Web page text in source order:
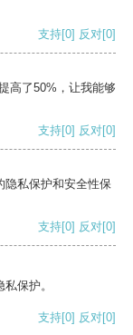
支持[0] 反对[0]
高了50%，让我能够
支持[0] 反对[0]
隐私保护和安全性保
支持[0] 反对[0]
保护。
支持[0] 反对[0]